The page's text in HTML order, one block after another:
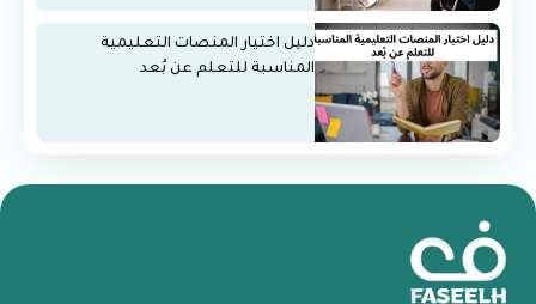
دليل اختيار المنصات التعليمية
المناسبة للتعلم عن بُعد